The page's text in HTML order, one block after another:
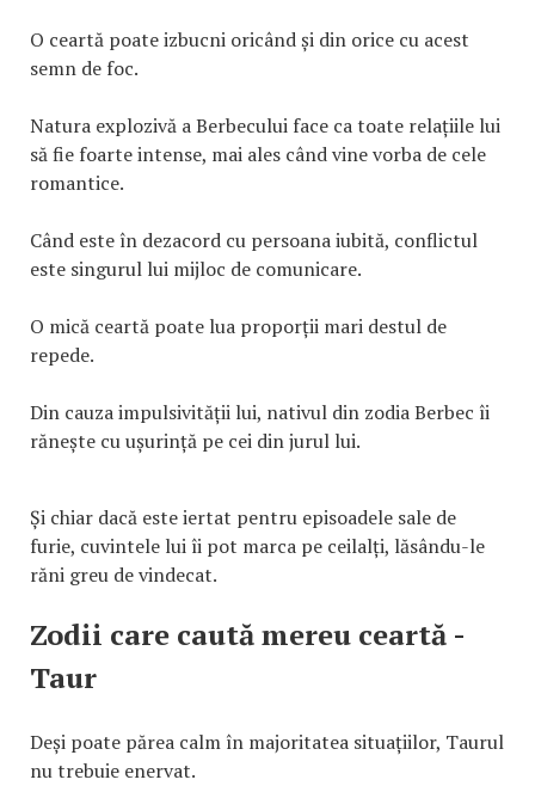
O ceartă poate izbucni oricând și din orice cu acest
semn de foc.
Natura explozivă a Berbecului face ca toate relațiile lui
să fie foarte intense, mai ales când vine vorba de cele
romantice.
Când este în dezacord cu persoana iubită, conflictul
este singurul lui mijloc de comunicare.
O mică ceartă poate lua proporții mari destul de
repede.
Din cauza impulsivității lui, nativul din zodia Berbec îi
rănește cu ușurință pe cei din jurul lui.
Și chiar dacă este iertat pentru episoadele sale de
furie, cuvintele lui îi pot marca pe ceilalți, lăsându-le
răni greu de vindecat.
Zodii care caută mereu ceartă -
Taur
Deși poate părea calm în majoritatea situațiilor, Taurul
nu trebuie enervat.